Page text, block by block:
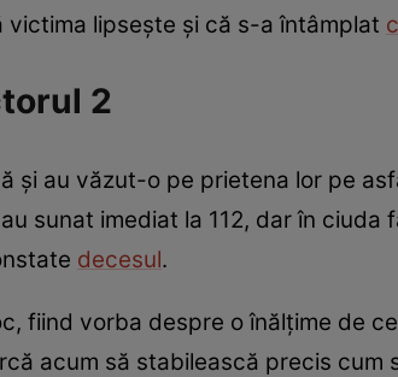
lipsește și că s-a întâmplat
2
și au văzut-o pe prietena lor pe
sunat imediat la 112, dar în ciuda
decesul.
fiind vorba despre o înălțime de
acum să stabilească precis cum